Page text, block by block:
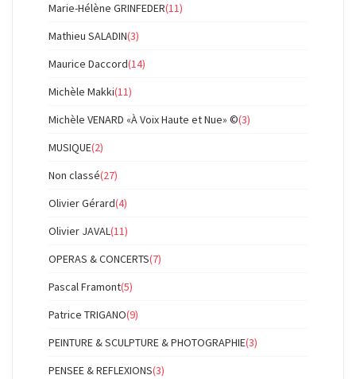
Marie-Hélène GRINFEDER(11)
Mathieu SALADIN(3)
Maurice Daccord(14)
Michèle Makki(11)
Michèle VENARD «À Voix Haute et Nue» ©(3)
MUSIQUE(2)
Non classé(27)
Olivier Gérard(4)
Olivier JAVAL(11)
OPERAS & CONCERTS(7)
Pascal Framont(5)
Patrice TRIGANO(9)
PEINTURE & SCULPTURE & PHOTOGRAPHIE(3)
PENSEE & REFLEXIONS(3)